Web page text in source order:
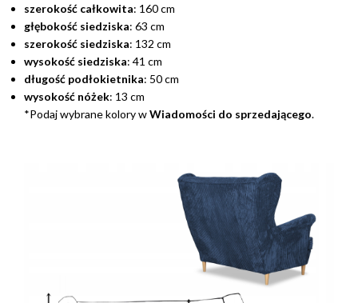
szerokość całkowita: 160 cm
głębokość siedziska: 63 cm
szerokość siedziska: 132 cm
wysokość siedziska: 41 cm
długość podłokietnika: 50 cm
wysokość nóżek: 13 cm
*Podaj wybrane kolory wWiadomości do sprzedającego.